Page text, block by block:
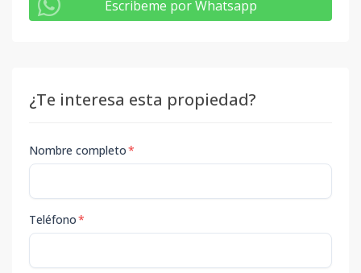
Escribeme por Whatsapp
¿Te interesa esta propiedad?
Nombre completo*
Teléfono*